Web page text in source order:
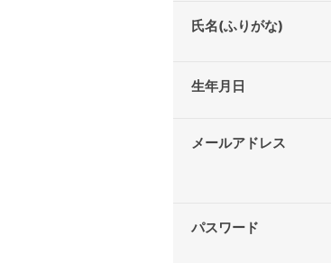
氏名(ふりがな)
生年月日
メールアドレス
パスワード